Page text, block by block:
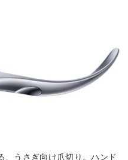
、うさぎ向け爪切り。ハンド